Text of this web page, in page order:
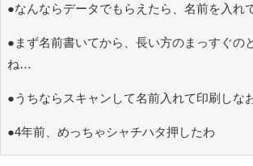
●なんならデータでもらえたら、名前を入
●まず名前書いてから、長い方のまっすぐ
ね…
●うちならスキャンして名前入れて印刷し
●4年前、めっちゃシャチハタ押したわ